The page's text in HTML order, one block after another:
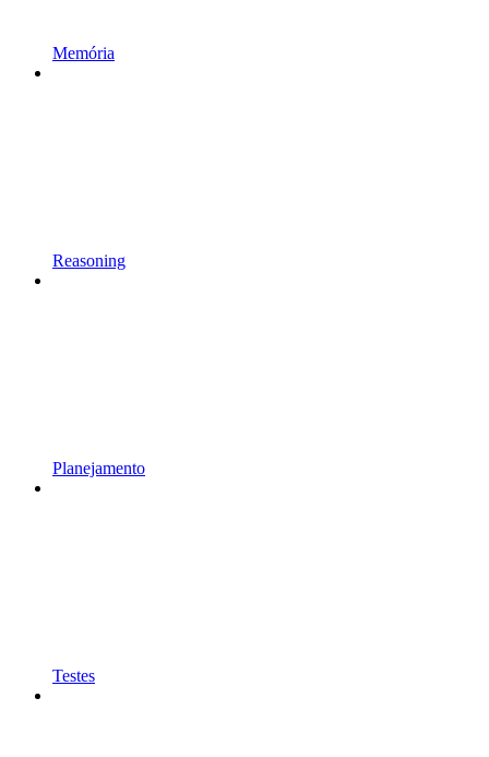
Memória
Reasoning
Planejamento
Testes